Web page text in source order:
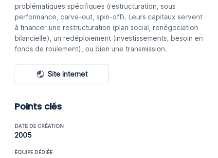
problématiques spécifiques (restructuration, sous
performance, carve-out, spin-off). Leurs capitaux servent
à financer une restructuration (plan social, renégociation
bilancielle), un redéploiement (investissements, besoin en
fonds de roulement), ou bien une transmission.
Site internet
Points clés
DATE DE CRÉATION
2005
ÈQUIPE DÉDIÉE